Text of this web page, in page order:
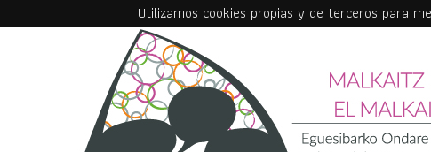
Utilizamos cookies propias y de terceros para